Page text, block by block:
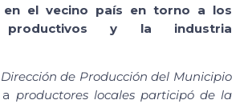
en el vecino país en torno a los
productivos y la industria
Dirección de Producción del Municipio
productores locales participó de la